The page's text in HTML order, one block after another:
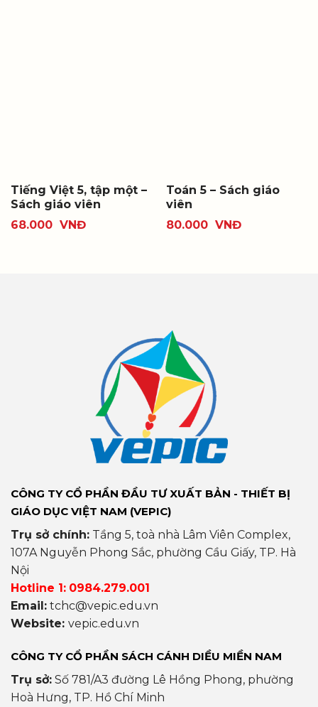
Tiếng Việt 5, tập một –
Sách giáo viên
68.000 VNĐ
Toán 5 – Sách giáo
viên
80.000 VNĐ
CÔNG TY CỔ PHẦN ĐẦU TƯ XUẤT BẢN - THIẾT BỊ
GIÁO DỤC VIỆT NAM (VEPIC)
Trụ sở chính: Tầng 5, toà nhà Lâm Viên Complex,
107A Nguyễn Phong Sắc, phường Cầu Giấy, TP. Hà
Nội
Hotline 1: 0984.279.001
Email: tchc@vepic.edu.vn
Website: vepic.edu.vn
CÔNG TY CỔ PHẦN SÁCH CÁNH DIỀU MIỀN NAM
Trụ sở: Số 781/A3 đường Lê Hồng Phong, phường
Hoà Hưng, TP. Hồ Chí Minh